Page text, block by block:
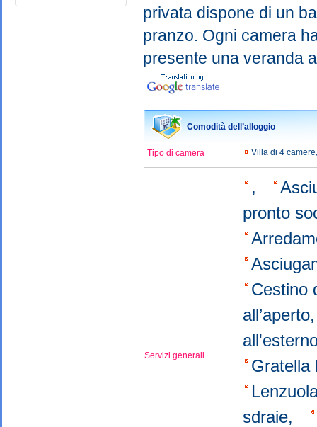
privata dispone di un
pranzo. Ogni camera
presente una veranda
Comodità dell’alloggio
Tipo di camera Villa di 4
Servizi generali
,
pronto
Cestino
sdraie,